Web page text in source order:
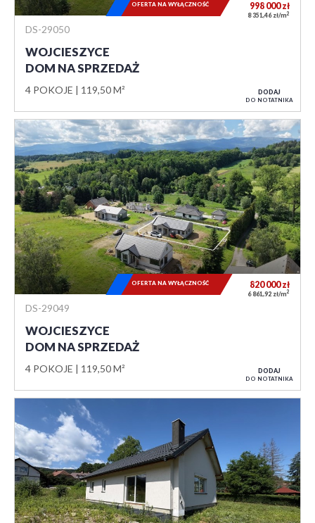
DS-29050
WOJCIESZYCE
DOM NA SPRZEDAŻ
4 POKOJE 119,50 M²
998 000zł
8 351,46 zł/m2
OFERTA NA WYŁĄCZNOŚĆ
DODAJ
DO NOTATNIKA
DS-29049
WOJCIESZYCE
DOM NA SPRZEDAŻ
4 POKOJE 119,50 M²
820 000zł
6 861,92 zł/m2
OFERTA NA WYŁĄCZNOŚĆ
DODAJ
DO NOTATNIKA